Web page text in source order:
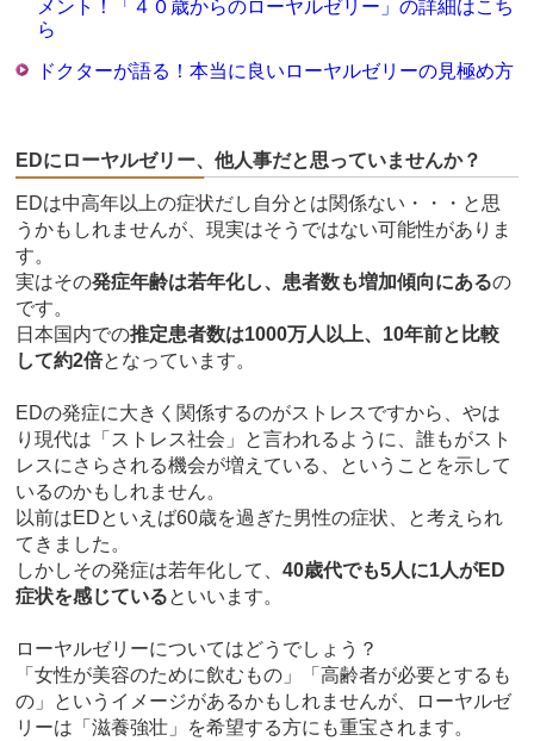
メント！「４０歳からのローヤルゼリー」の詳細はこち
ら
ドクターが語る！本当に良いローヤルゼリーの見極め方
EDにローヤルゼリー、他人事だと思っていませんか？
EDは中高年以上の症状だし自分とは関係ない・・・と思
うかもしれませんが、現実はそうではない可能性がありま
す。
実はその発症年齢は若年化し、患者数も増加傾向にあるの
です。
日本国内での推定患者数は1000万人以上、10年前と比較
して約2倍となっています。
EDの発症に大きく関係するのがストレスですから、やは
り現代は「ストレス社会」と言われるように、誰もがスト
レスにさらされる機会が増えている、ということを示して
いるのかもしれません。
以前はEDといえば60歳を過ぎた男性の症状、と考えられ
てきました。
しかしその発症は若年化して、40歳代でも5人に1人がED
症状を感じているといいます。
ローヤルゼリーについてはどうでしょう？
「女性が美容のために飲むもの」「高齢者が必要とするも
の」というイメージがあるかもしれませんが、ローヤルゼ
リーは「滋養強壮」を希望する方にも重宝されます。